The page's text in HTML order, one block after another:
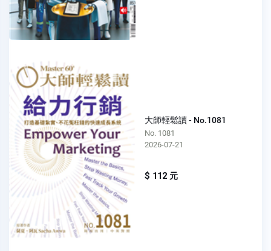
大師輕鬆讀 - No.1081
No. 1081
2026-07-21
$ 112 元